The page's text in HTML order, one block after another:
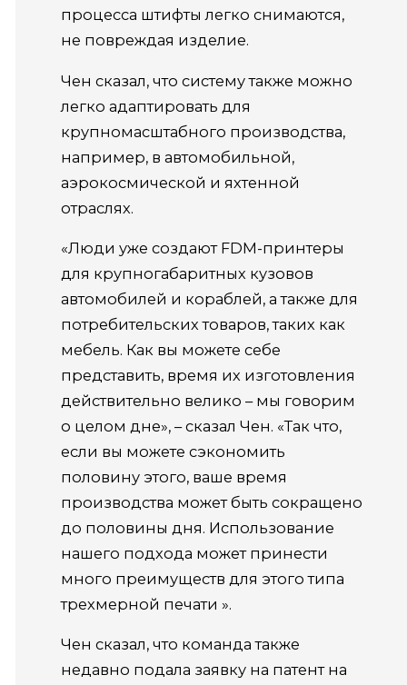
процесса штифты легко снимаются,
не повреждая изделие.
Чен сказал, что систему также можно
легко адаптировать для
крупномасштабного производства,
например, в автомобильной,
аэрокосмической и яхтенной
отраслях.
«Люди уже создают FDM-принтеры
для крупногабаритных кузовов
автомобилей и кораблей, а также для
потребительских товаров,таких как
мебель. Как вы можете себе
представить, время их изготовления
действительно велико – мы говорим
о целом дне», – сказал Чен. «Так что,
если вы можете сэкономить
половину этого, ваше время
производства может быть сокращено
до половины дня. Использование
нашего подхода может принести
много преимуществ для этого типа
трехмерной печати ».
Чен сказал, что команда также
недавно подала заявку на патент на